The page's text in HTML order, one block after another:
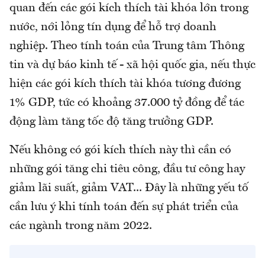
quan đến các gói kích thích tài khóa lớn trong
nước, nới lỏng tín dụng để hỗ trợ doanh
nghiệp. Theo tính toán của Trung tâm Thông
tin và dự báo kinh tế - xã hội quốc gia, nếu thực
hiện các gói kích thích tài khóa tương đương
1% GDP, tức có khoảng 37.000 tỷ đồng để tác
động làm tăng tốc độ tăng trưởng GDP.
Nếu không có gói kích thích này thì cần có
những gói tăng chi tiêu công, đầu tư công hay
giảm lãi suất, giảm VAT... Đây là những yếu tố
cần lưu ý khi tính toán đến sự phát triển của
các ngành trong năm 2022.